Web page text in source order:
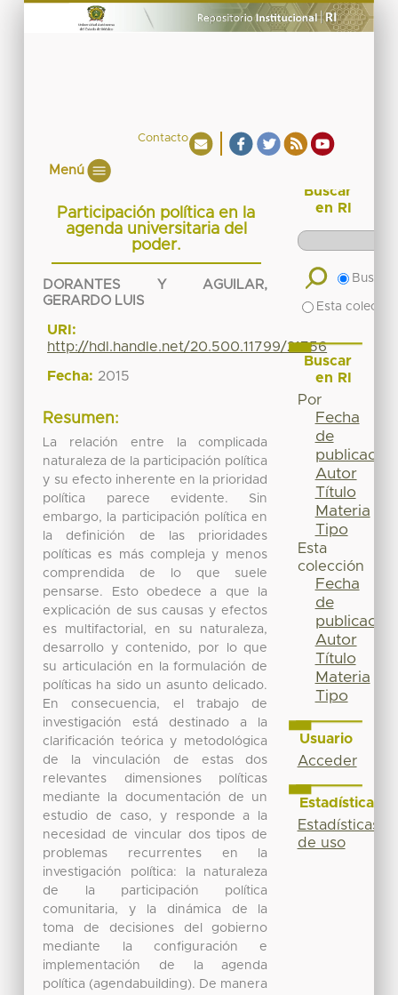
Contacto
Menú
Participación política en la
agenda universitaria del
poder.
DORANTES Y AGUILAR,
GERARDO LUIS
URI:
http://hdl.handle.net/20.500.11799/21756
Fecha: 2015
Resumen:
La relación entre la complicada
naturaleza de la participación política
y su efecto inherente en la prioridad
política parece evidente. Sin
embargo, la participación política en
la definición de las prioridades
políticas es más compleja y menos
comprendida de lo que suele
pensarse. Esto obedece a que la
explicación de sus causas y efectos
es multifactorial, en su naturaleza,
desarrollo y contenido, por lo que
su articulación en la formulación de
políticas ha sido un asunto delicado.
En consecuencia, el trabajo de
investigación está destinado a la
clarificación teórica y metodológica
de la vinculación de estas dos
relevantes dimensiones políticas
mediante la documentación de un
estudio de caso, y responde a la
necesidad de vincular dos tipos de
problemas recurrentes en la
investigación política: la naturaleza
de la participación política
comunitaria, y la dinámica de la
toma de decisiones del gobierno
mediante la configuración e
implementación de la agenda
política (agendabuilding). De manera
Buscar
en RI
Buscar
Esta
Buscar
en RI
Por
Fecha
de
publicación
Autor
Título
Materia
Tipo
Esta
colección
Fecha
de
publicación
Autor
Título
Materia
Tipo
Usuario
Acceder
Estadísticas
Estadísticas
de uso